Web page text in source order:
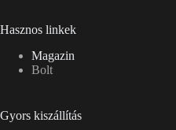
Hasznos linkek
Magazin
Bolt
Gyors kiszállítás